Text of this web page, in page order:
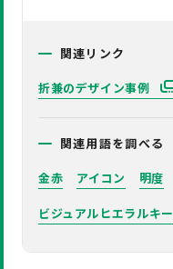
関連リンク
折兼のデザイン事例
関連用語を調べる
金赤
アイコン 明度
ビジュアルヒエラルキー